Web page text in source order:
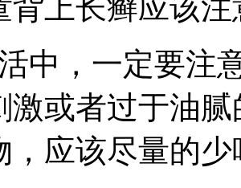
背上长癣应该注
中，一定要注
激或者过于油
，应该尽量的少